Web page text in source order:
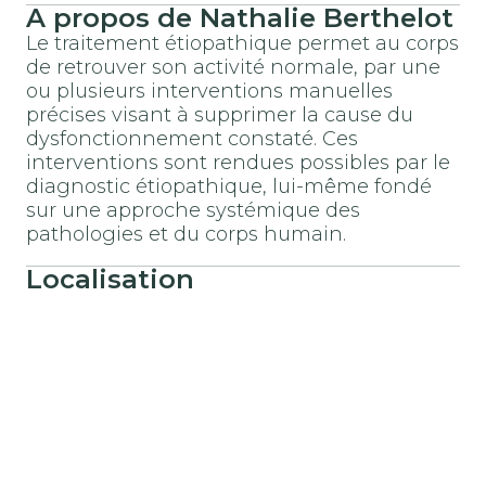
A propos de Nathalie Berthelot
Le traitement étiopathique permet au corps
de retrouver son activité normale, par une
ou plusieurs interventions manuelles
précises visant à supprimer la cause du
dysfonctionnement constaté. Ces
interventions sont rendues possibles par le
diagnostic étiopathique, lui-même fondé
sur une approche systémique des
pathologies et du corps humain.
Localisation